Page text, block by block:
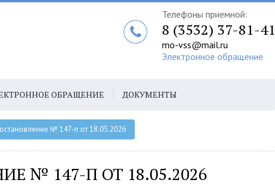
Телефоны приемной:
8 (3532) 37-81-41
mo-vss@mail.ru
Электронное обращение
ОБРАЩЕНИЕ ДОКУМЕНТЫ
№ 147-п от 18.05.2026
№ 147-П ОТ 18.05.2026